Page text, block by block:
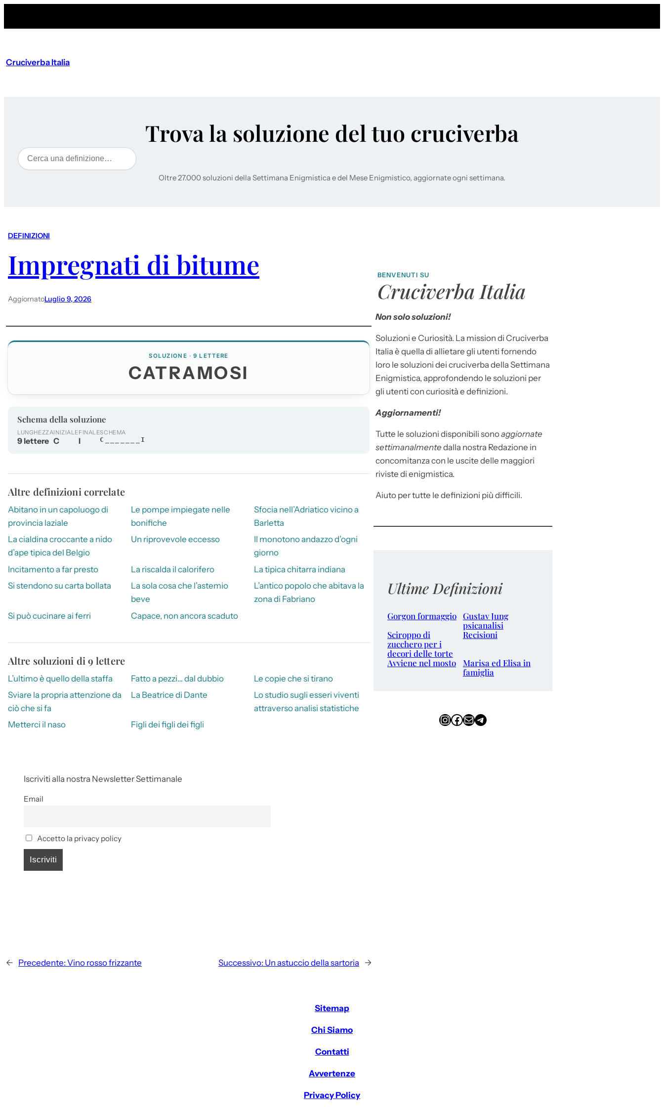
Cruciverba Italia
Trova la soluzione del tuo cruciverba
Cerca
Oltre 27.000 soluzioni della Settimana Enigmistica e del Mese Enigmistico, aggiornate ogni settimana.
DEFINIZIONI
Impregnati di bitume
AggiornatoLuglio 9, 2026
SOLUZIONE · 9 LETTERE
CATRAMOSI
Schema della soluzione
LUNGHEZZA
9 lettere
INIZIALE
C
FINALE
I
SCHEMA
C_______I
Altre definizioni correlate
Abitano in un capoluogo di
provincia laziale
Le pompe impiegate nelle
bonifiche
Sfocia nell’Adriatico vicino a
Barletta
La cialdina croccante a nido
d’ape tipica del Belgio
Un riprovevole eccesso
Il monotono andazzo d’ogni
giorno
Incitamento a far presto
La riscalda il calorifero
La tipica chitarra indiana
Si stendono su carta bollata
La sola cosa che l’astemio
beve
L’antico popolo che abitava la
zona di Fabriano
Si può cucinare ai ferri
Capace, non ancora scaduto
Altre soluzioni di 9 lettere
L’ultimo è quello della staffa Fatto a pezzi… dal dubbio
Le copie che si tirano
Sviare la propria attenzione da
ciò che si fa
La Beatrice di Dante
Lo studio sugli esseri viventi
attraverso analisi statistiche
Metterci il naso
Figli dei figli dei figli
Iscriviti alla nostra Newsletter Settimanale
Email
Accetto la privacy policy
← Precedente: Vino rosso frizzante Successivo: Un astuccio della sartoria →
BENVENUTI SU
Cruciverba Italia
Non solo soluzioni!
Soluzioni e Curiosità. La mission di Cruciverba
Italia è quella di allietare gli utenti fornendo
loro le soluzioni dei cruciverba della Settimana
Enigmistica, approfondendo le soluzioni per
gli utenti con curiosità e definizioni.
Aggiornamenti!
Tutte le soluzioni disponibili sonoaggiornate
settimanalmente dalla nostra Redazione in
concomitanza con le uscite delle maggiori
riviste di enigmistica.
Aiuto per tutte le definizioni più difficili.
Ultime Definizioni
Gorgon formaggio Gustav Jung
psicanalisi
Sciroppo di
zucchero per i
decori delle torte
Recisioni
Avviene nel mosto
Marisa ed Elisa in
famiglia
InstagramFacebook Email Telegram
Sitemap
Chi Siamo
Contatti
Avvertenze
Privacy Policy